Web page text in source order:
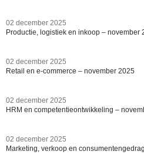
02 december 2025
Productie, logistiek en inkoop – november
02 december 2025
Retail en e-commerce – november 2025
02 december 2025
HRM en competentieontwikkeling –
02 december 2025
Marketing, verkoop en